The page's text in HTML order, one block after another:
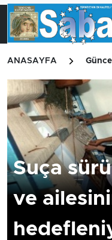
ANASAYFA Güncel
Suça
ve